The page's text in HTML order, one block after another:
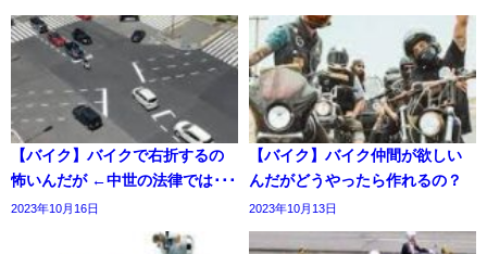
【バイク】バイクで右折するの
怖いんだが ←中世の法律では･･･
2023年10月16日
【バイク】バイク仲間が欲しい
んだがどうやったら作れるの？
2023年10月13日